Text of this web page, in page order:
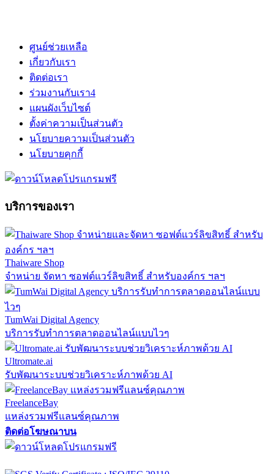
ศูนย์ช่วยเหลือ
เกี่ยวกับเรา
ติดต่อเรา
ร่วมงานกับเรา4
แผนผังเว็บไซต์
ตั้งค่าความเป็นส่วนตัว
นโยบายความเป็นส่วนตัว
นโยบายคุกกี้
บริการของเรา
Thaiware Shop
จำหน่าย จัดหา ซอฟต์แวร์ลิขสิทธิ์ สำหรับองค์กร ฯลฯ
TumWai Digital Agency
บริการรับทำการตลาดออนไลน์แบบไวๆ
Ultromate.ai
รับพัฒนาระบบช่วยวิเคราะห์ภาพด้วย AI
FreelanceBay
แหล่งรวมฟรีแลนซ์คุณภาพ
ติดต่อโฆษณาบน